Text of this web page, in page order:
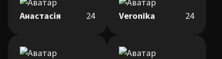
Анастасія 24 Veronika 24